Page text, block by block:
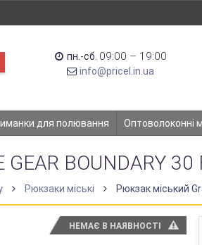
пн.-сб. 09:00 – 19:00
info@pricel.in.ua
для полювання Оптоволоконні
BOUNDARY 30
Рюкзаки міські Рюкзак міський
НЕМАЄ В НАЯВНОСТІ